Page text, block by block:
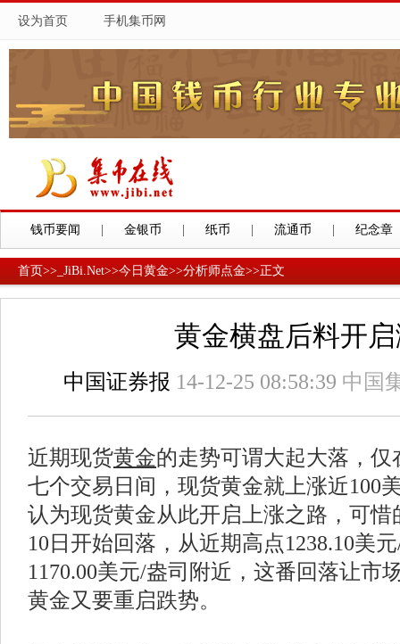
设为首页 手机集币网
钱币要闻 金银币 纸币 流通币 纪念章
首页>> _JiBi.Net>>今日黄金>>分析师点金>>正文
黄金横盘后料开
中国证券报 14-12-25 08:58:39 中国
近期现货黄金的走势可谓大起大落，仅
七个交易日间，现货黄金就上涨近100
认为现货黄金从此开启上涨之路，可惜
10日开始回落，从近期高点1238.10美
1170.00美元/盎司附近，这番回落让市
黄金又要重启跌势。